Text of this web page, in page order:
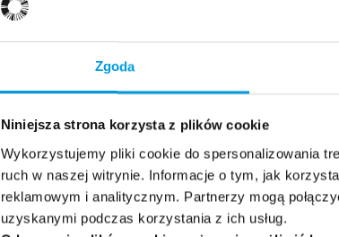
Zgoda
Niniejsza strona korzysta z plików cookie
Wykorzystujemy pliki cookie do spersonalizowania
ruch w naszej witrynie. Informacje o tym, jak
reklamowym i analitycznym. Partnerzy mogą
uzyskanymi podczas korzystania z ich usług.